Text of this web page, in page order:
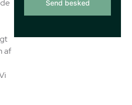
af
Send besked